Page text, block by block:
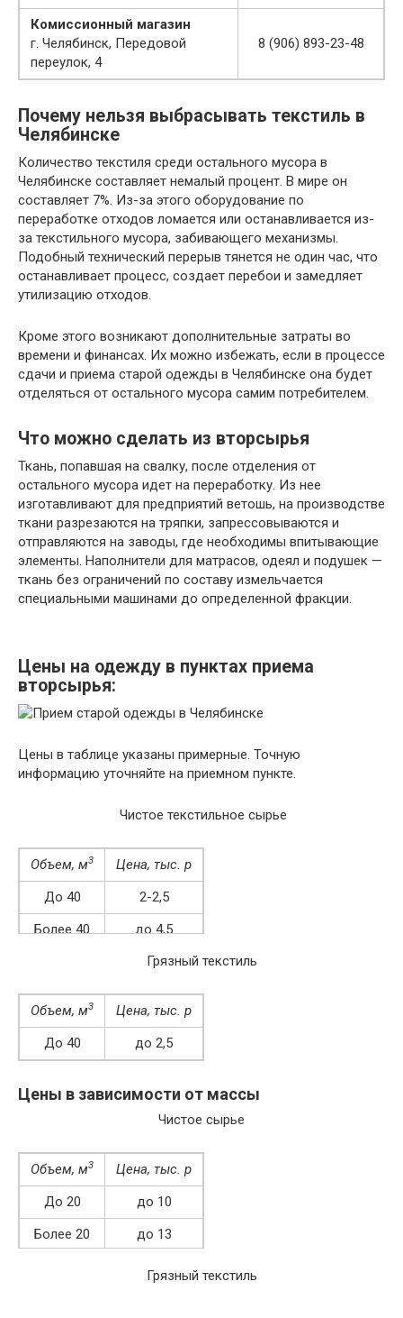
Комиссионный магазин
г. Челябинск, Передовой
переулок, 4
8 (906) 893-23-48
Почему нельзя выбрасывать текстиль в
Челябинске
Количество текстиля среди остального мусора в
Челябинске составляет немалый процент. В мире он
составляет 7%. Из-за этого оборудование по
переработке отходов ломается или останавливается из-
за текстильного мусора, забивающего механизмы.
Подобный технический перерыв тянется не один час, что
останавливает процесс, создает перебои и замедляет
утилизацию отходов.
Кроме этого возникают дополнительные затраты во
времени и финансах. Их можно избежать, если в процессе
сдачи и приема старой одежды в Челябинске она будет
отделяться от остального мусора самим потребителем.
Что можно сделать из вторсырья
Ткань, попавшая на свалку, после отделения от
остального мусора идет на переработку. Из нее
изготавливают для предприятий ветошь, на производстве
ткани разрезаются на тряпки, запрессовываются и
отправляются на заводы, где необходимы впитывающие
элементы. Наполнители для матрасов, одеял и подушек —
ткань без ограничений по составу измельчается
специальными машинами до определенной фракции.
Цены на одежду в пунктах приема
вторсырья:
Цены в таблице указаны примерные. Точную
информацию уточняйте на приемном пункте.
Чистое текстильное сырье
Объем, м3
Цена, тыс. р
До 40
2-2,5
Более 40
до 4,5
Грязный текстиль
Объем, м3
Цена, тыс. р
До 40
до 2,5
Цены в зависимости от массы
Чистое сырье
Объем, м3
Цена, тыс. р
До 20
до 10
Более 20
до 13
Грязный текстиль